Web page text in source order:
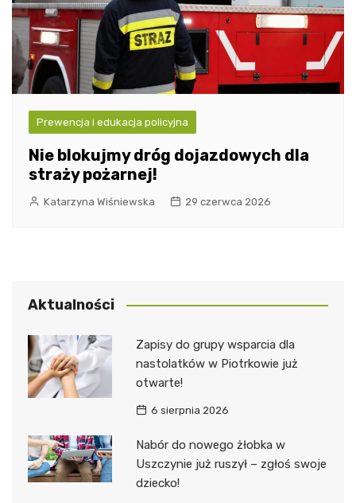
Prewencja i edukacja policyjna
Nie blokujmy dróg dojazdowych dla
straży pożarnej!
Katarzyna Wiśniewska 29 czerwca 2026
Aktualności
Zapisy do grupy wsparcia dla
nastolatków w Piotrkowie już
otwarte!
6 sierpnia 2026
Nabór do nowego żłobka w
Uszczynie już ruszył – zgłoś swoje
dziecko!